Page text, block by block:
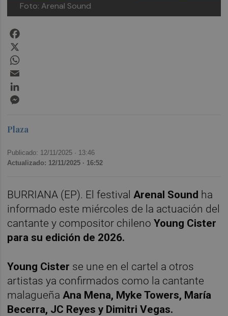
Foto: Arenal Sound
Plaza
Publicado: 12/11/2025 · 13:46
Actualizado: 12/11/2025 · 16:52
BURRIANA (EP). El festivalArenal Sound ha
informado este miércoles de la actuación del
cantante y compositor chilenoYoung Cister
para su edición de 2026.
Young Cister se une en el cartel a otros
artistas ya confirmados como la cantante
malagueñaAna Mena, Myke Towers, María
Becerra, JC Reyes y Dimitri Vegas.